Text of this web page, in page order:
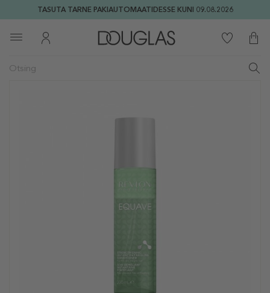
TASUTA TARNE PAKIAUTOMAATIDESSE KUNI 09.08.2026